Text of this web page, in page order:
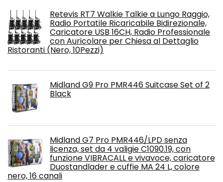
Retevis RT7 Walkie Talkie a Lungo Raggio,
Radio Portatile Ricaricabile Bidirezionale,
Caricatore USB 16CH, Radio Professionale
con Auricolare per Chiesa al Dettaglio
Ristoranti (Nero, 10Pezzi)
Midland G9 Pro PMR446 Suitcase Set of 2
Black
Midland G7 Pro PMR446/LPD senza
licenza, set da 4 valigie C1090.19, con
funzione VIBRACALL e vivavoce, caricatore
Duostandlader e cuffie MA 24 L, colore
nero, 16 canali